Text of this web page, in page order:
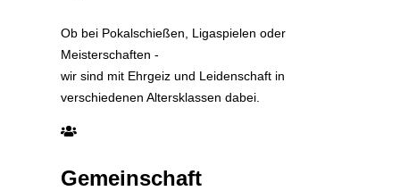
Ob bei Pokalschießen, Ligaspielen oder
Meisterschaften -
wir sind mit Ehrgeiz und Leidenschaft in
verschiedenen Altersklassen dabei.
Gemeinschaft